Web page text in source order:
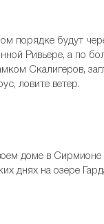
порядке будут
Ривьере, а по
Скалигеров,
ловите ветер.
доме в
днях на озере